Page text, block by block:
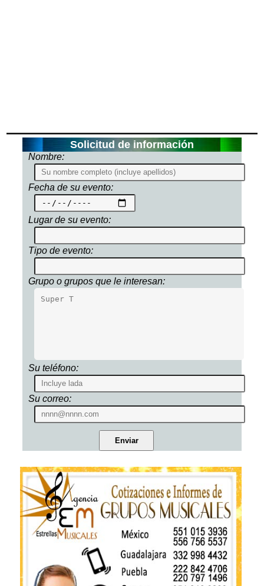
Solicitud de información
Nombre:
Fecha de su evento:
Lugar de su evento:
Tipo de evento:
Grupo o grupos que le interesan:
Su teléfono:
Su correo: